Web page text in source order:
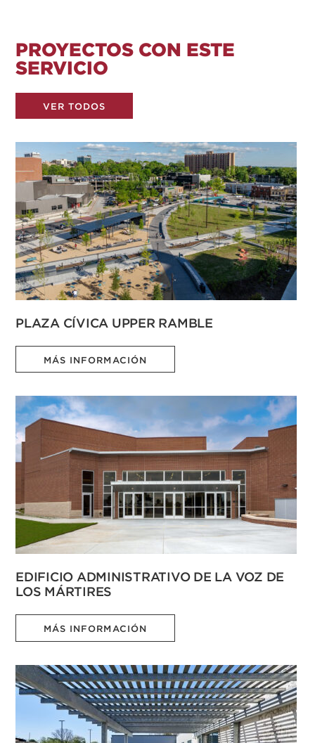
PROYECTOS CON ESTE
SERVICIO
VER TODOS
PLAZA CÍVICA UPPER RAMBLE
MÁS INFORMACIÓN
EDIFICIO ADMINISTRATIVO DE LA VOZ DE
LOS MÁRTIRES
MÁS INFORMACIÓN